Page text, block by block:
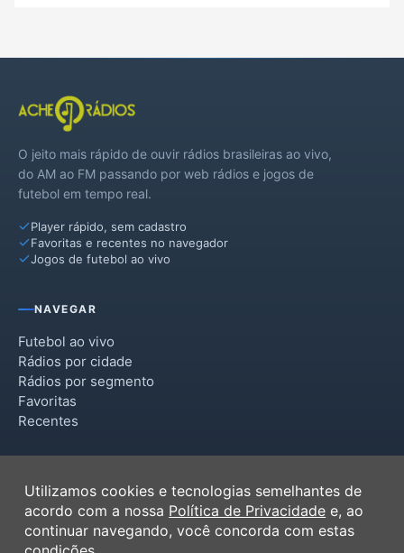
O jeito mais rápido de ouvir rádios brasileiras ao vivo,
do AM ao FM passando por web rádios e jogos de
futebol em tempo real.
Player rápido, sem cadastro
Favoritas e recentes no navegador
Jogos de futebol ao vivo
NAVEGAR
Futebol ao vivo
Rádios por cidade
Rádios por segmento
Favoritas
Recentes
Termos de Uso
Política de Privacidade
Ferramentas
Utilizamos cookies e tecnologias semelhantes de
acordo com a nossa Política de Privacidade e, ao
continuar navegando, você concorda com estas